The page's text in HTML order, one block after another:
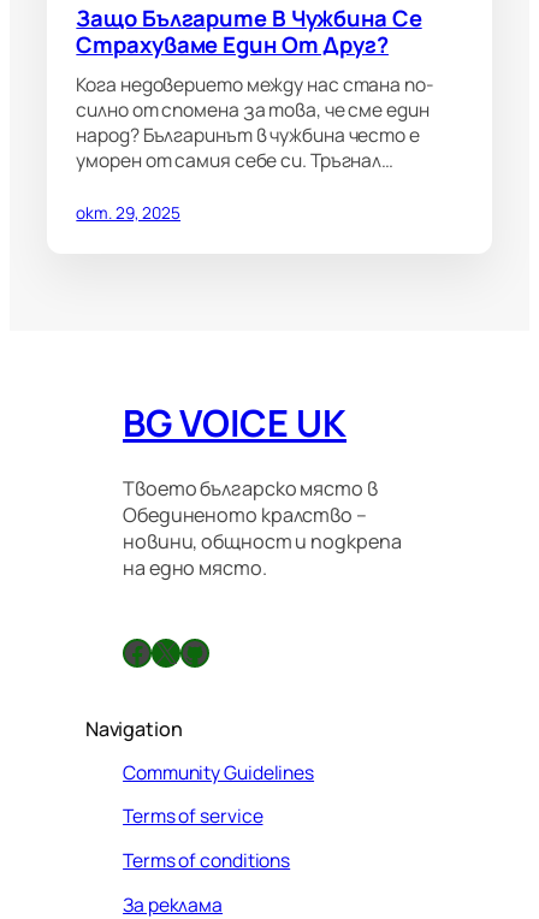
Защо Българите В Чужбина Се
Страхуваме Един От Друг?
Кога недоверието между нас стана по-
силно от спомена за това, че сме един
народ? Българинът в чужбина често е
уморен от самия себе си. Тръгнал…
окт. 29, 2025
BG VOICE UK
Твоето българско място в
Обединеното кралство –
новини, общност и подкрепа
на едно място.
Facebook X GitHub
Navigation
Community Guidelines
Terms of service
Terms of conditions
За реклама